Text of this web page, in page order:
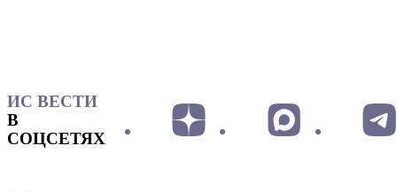
ИС ВЕСТИ
В
СОЦСЕТЯХ